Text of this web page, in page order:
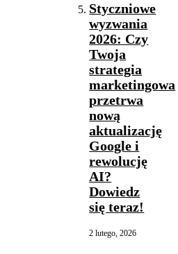
Styczniowe
wyzwania
2026: Czy
Twoja
strategia
marketingowa
przetrwa
nową
aktualizację
Google i
rewolucję
AI?
Dowiedz
się teraz!
2 lutego, 2026